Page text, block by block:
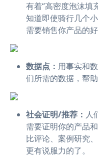
有着“高密度泡沫填
知道即使骑行几个
需要销售你产品的
数据点： 用事实和
们所需的数据，帮
社会证明/推荐： 人
需要证明你的产品
比评论、案例研究
更有说服力的了。